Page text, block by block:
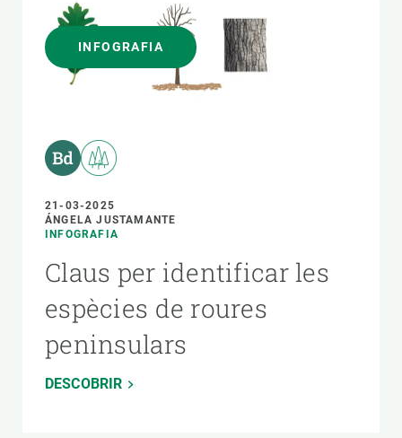
INFOGRAFIA
21-03-2025
ÁNGELA JUSTAMANTE
INFOGRAFIA
Claus per identificar les
espècies de roures
peninsulars
DESCOBRIR